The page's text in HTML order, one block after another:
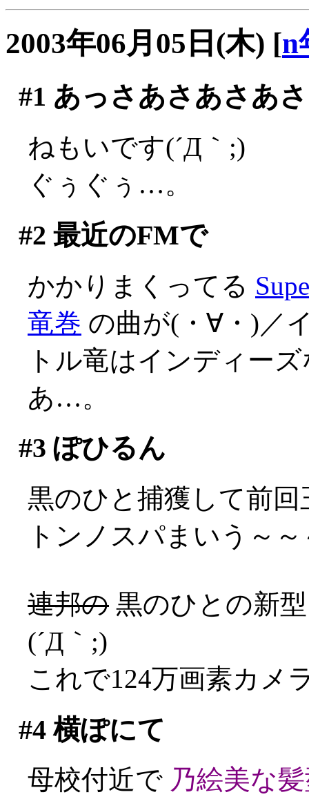
2003年06月05日(木) [n
#1 あっさあさあさあ
ねもいです(´Д｀;)
ぐぅぐぅ…。
#2 最近のFMで
かかりまくってる
竜巻 の曲が(・∀・)／
トル竜はインディー
あ…。
#3 ぽひるん
黒のひと捕獲して前
トンノスパまいう～
連邦の 黒のひとの新
(´Д｀;)
これで124万画素カメ
#4横ぽにて
母校付近で 乃絵美な